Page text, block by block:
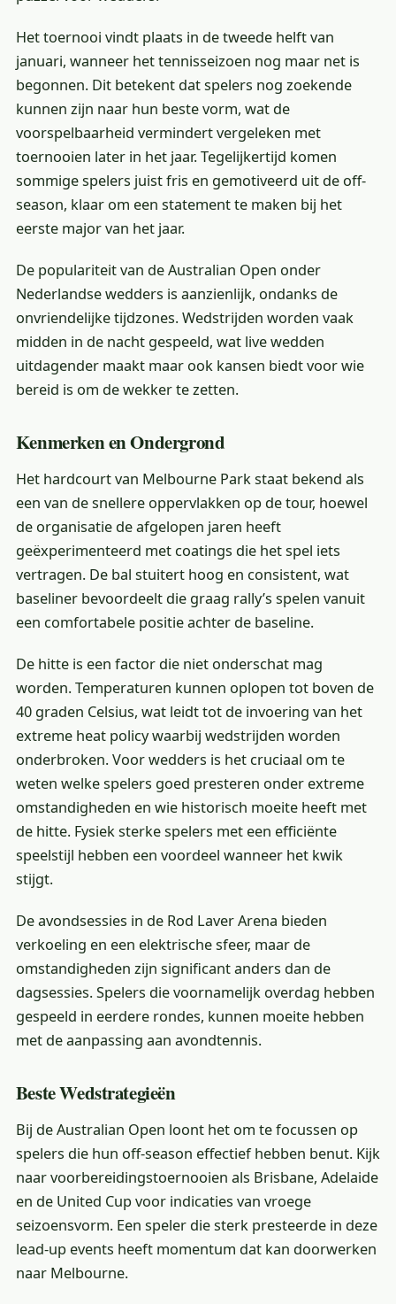
Het toernooi vindt plaats in de tweede helft van
januari, wanneer het tennisseizoen nog maar net is
begonnen. Dit betekent dat spelers nog zoekende
kunnen zijn naar hun beste vorm, wat de
voorspelbaarheid vermindert vergeleken met
toernooien later in het jaar. Tegelijkertijd komen
sommige spelers juist fris en gemotiveerd uit de off-
season, klaar om een statement te maken bij het
eerste major van het jaar.
De populariteit van de Australian Open onder
Nederlandse wedders is aanzienlijk, ondanks de
onvriendelijke tijdzones. Wedstrijden worden vaak
midden in de nacht gespeeld, wat live wedden
uitdagender maakt maar ook kansen biedt voor wie
bereid is om de wekker te zetten.
Kenmerken en Ondergrond
Het hardcourt van Melbourne Park staat bekend als
een van de snellere oppervlakken op de tour, hoewel
de organisatie de afgelopen jaren heeft
geëxperimenteerd met coatings die het spel iets
vertragen. De bal stuitert hoog en consistent, wat
baseliner bevoordeelt die graag rally’s spelen vanuit
een comfortabele positie achter de baseline.
De hitte is een factor die niet onderschat mag
worden. Temperaturen kunnen oplopen tot boven de
40 graden Celsius, wat leidt tot de invoering van het
extreme heat policy waarbij wedstrijden worden
onderbroken. Voor wedders is het cruciaal om te
weten welke spelers goed presteren onder extreme
omstandigheden en wie historisch moeite heeft met
de hitte. Fysiek sterke spelers met een efficiënte
speelstijl hebben een voordeel wanneer het kwik
stijgt.
De avondsessies in de Rod Laver Arena bieden
verkoeling en een elektrische sfeer, maar de
omstandigheden zijn significant anders dan de
dagsessies. Spelers die voornamelijk overdag hebben
gespeeld in eerdere rondes, kunnen moeite hebben
met de aanpassing aan avondtennis.
Beste Wedstrategieën
Bij de Australian Open loont het om te focussen op
spelers die hun off-season effectief hebben benut. Kijk
naar voorbereidingstoernooien als Brisbane, Adelaide
en de United Cup voor indicaties van vroege
seizoensvorm. Een speler die sterk presteerde in deze
lead-up events heeft momentum dat kan doorwerken
naar Melbourne.